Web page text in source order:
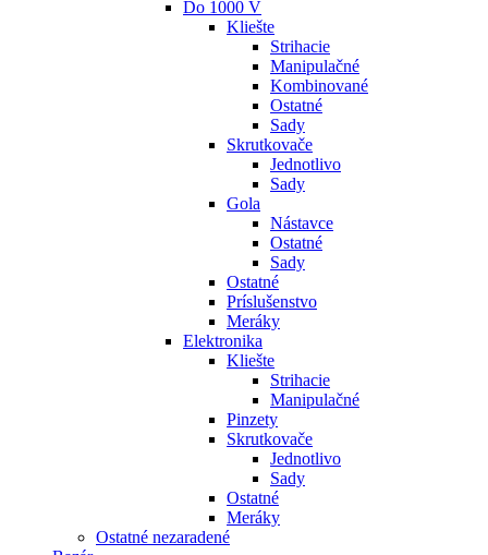
Do 1000 V
Kliešte
Strihacie
Manipulačné
Kombinované
Ostatné
Sady
Skrutkovače
Jednotlivo
Sady
Gola
Nástavce
Ostatné
Sady
Ostatné
Príslušenstvo
Meráky
Elektronika
Kliešte
Strihacie
Manipulačné
Pinzety
Skrutkovače
Jednotlivo
Sady
Ostatné
Meráky
Ostatné nezaradené